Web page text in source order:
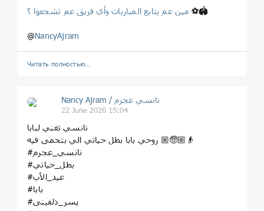
مين عم يتابع المباريات وأي فريق عم تشجعوا ؟ ⚽️🏟️
@NancyAjram
Читать полностью…
Nancy Ajram / نانسي عجرم
22 June 2026 15:04
نانسي تغني لبابا
روحي بابا بطل حياتي الي بتحمى فيه 🧓🏼👴🏼
#نانسي_عجرم
#بطل_حياتي
#عيد_الأب
#بابا
#پسر_دلفینی